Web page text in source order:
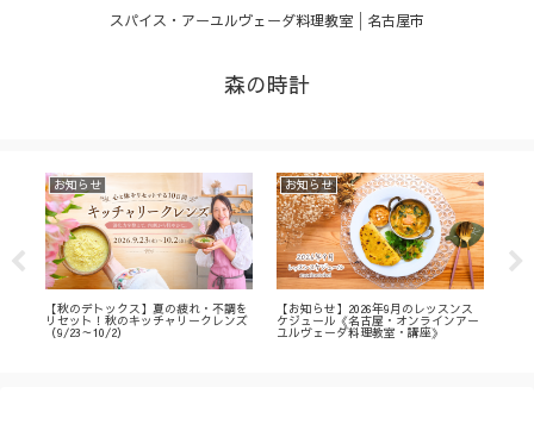
スパイス・アーユルヴェーダ料理教室│名古屋市
森の時計
お知らせ
【秋のデトックス】夏の疲れ・不調を
リセット！秋のキッチャリークレンズ
（9/23～10/2）
お知らせ
【お知らせ】2026年9月のレッスンス
ケジュール《名古屋・オンラインアー
ユルヴェーダ料理教室・講座》